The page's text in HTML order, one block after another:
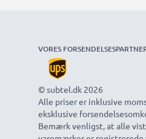
VORES
© subtel.dk 2026
Alle priser er inklusive
eksklusive
Bemærk venligst, at alle